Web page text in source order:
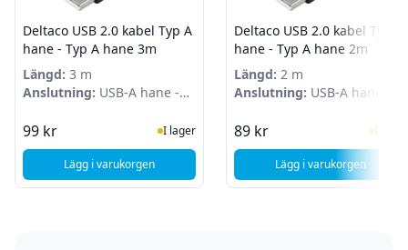
Deltaco USB 2.0 kabel Typ A
hane - Typ A hane 3m
Längd: 3 m
Anslutning: USB-A hane -
99 kr I Lager
I lager
Lägg i varukorgen, Deltaco USB 2.0 kabel Typ A hane - Typ A hane 3m
Deltaco USB 2.0 kabel Typ A
hane - Typ A hane 2m
Längd: 2 m
Anslutning: USB-A hane -
89 kr I
Lägg i varukorgen
, Deltaco USB